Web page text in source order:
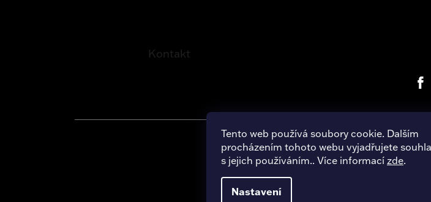
Tento web používá soubory cookie. Dalším
procházením tohoto webu vyjadřujete
s jejich používáním.. Více informací zde.
Nastavení
Kontakt
Copyright 2026 Harley-Davidson Hradec
Úpravu šablony vytvořil